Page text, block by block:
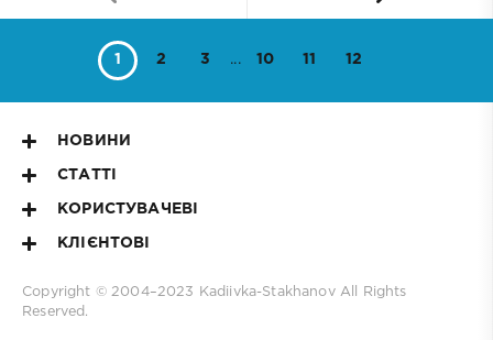
1 2 3 ... 10 11 12
НОВИНИ
СТАТТІ
КОРИСТУВАЧЕВІ
КЛІЄНТОВІ
Copyright © 2004–2023 Kadiivka-StakhanovAll Rights
Reserved.